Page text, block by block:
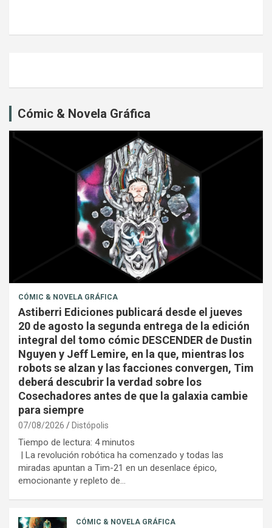
Cómic & Novela Gráfica
CÓMIC & NOVELA GRÁFICA
Astiberri Ediciones publicará desde el jueves
20 de agosto la segunda entrega de la edición
integral del tomo cómic DESCENDER de Dustin
Nguyen y Jeff Lemire, en la que, mientras los
robots se alzan y las facciones convergen, Tim
deberá descubrir la verdad sobre los
Cosechadores antes de que la galaxia cambie
para siempre
07/08/2026 Distópolis
Tiempo de lectura: 4 minutos
| La revolución robótica ha comenzado y todas las
miradas apuntan a Tim-21 en un desenlace épico,
emocionante y repleto de…
CÓMIC & NOVELA GRÁFICA